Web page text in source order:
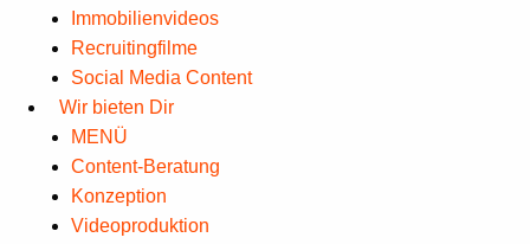
Immobilienvideos
Recruitingfilme
Social Media Content
Wir bieten Dir
MENÜ
Content-Beratung
Konzeption
Videoproduktion